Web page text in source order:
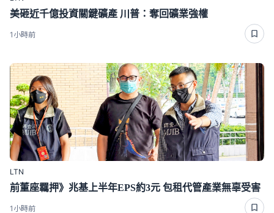
美砸近千億投資關鍵礦產 川普：奪回礦業強權
1小時前
LTN
前董座羈押》兆基上半年EPS約3元 包租代管產業無辜受害
1小時前